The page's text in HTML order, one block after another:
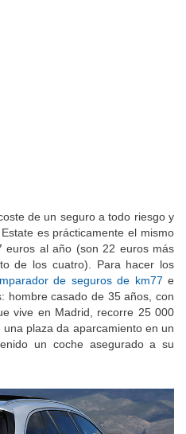
de un seguro a todo riesgo y
es prácticamente el mismo
euros al año (son 22 euros más
de los cuatro). Para hacer los
de seguros de km77 e
hombre casado de 35 años, con
vive en Madrid, recorre 25 000
plaza da aparcamiento en un
un coche asegurado a su